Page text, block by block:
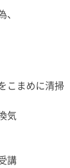
こまめに清掃
気
講